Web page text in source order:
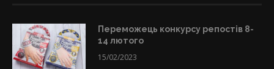
Переможець конкурсу репостів 8-
14 лютого
15/02/2023